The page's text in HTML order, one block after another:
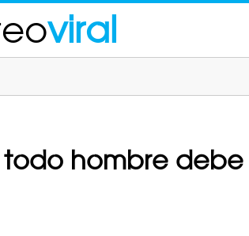
viral
todo hombre